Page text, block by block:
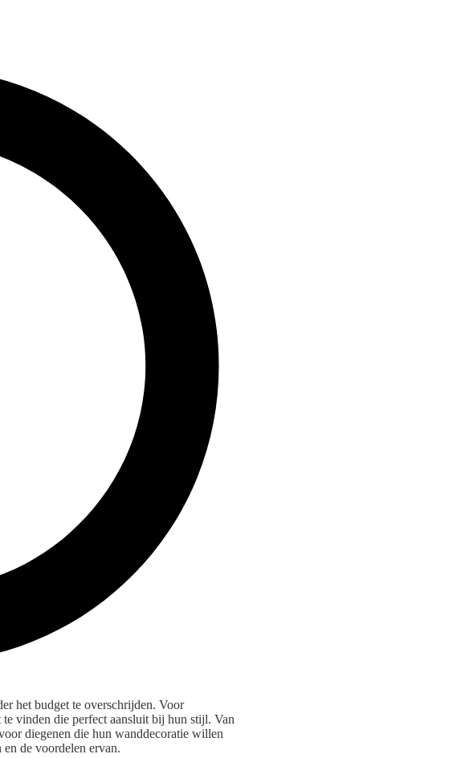
het budget te overschrijden. Voor
vinden die perfect aansluit bij hun stijl. Van
diegenen die hun wanddecoratie willen
de voordelen ervan.